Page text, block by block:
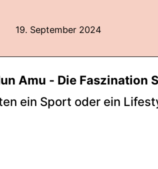
19. September 2024